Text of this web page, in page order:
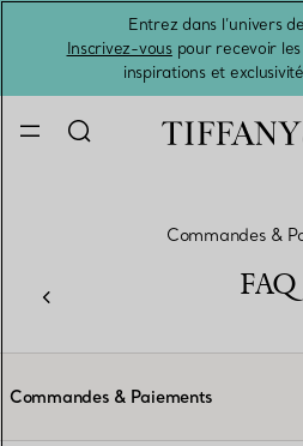
Entrez dans l’univers
Inscrivez-vouspour recevoir les
inspirations et
Commandes &
FAQ
Commandes & Paiements